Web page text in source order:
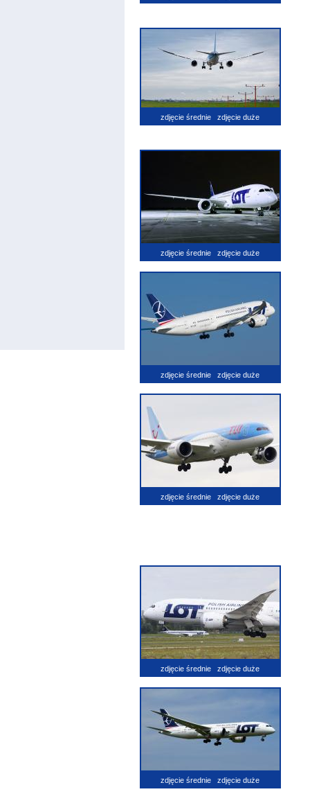
zdjęcie średnie zdjęcie duże
zdjęcie średnie zdjęcie duże
zdjęcie średnie zdjęcie duże
zdjęcie średnie zdjęcie duże
zdjęcie średnie zdjęcie duże
zdjęcie średnie zdjęcie duże